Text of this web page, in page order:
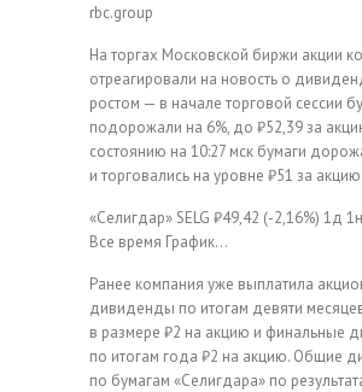
rbc.group
На торгах Московской биржи акции
отреагировали на новость о
ростом — в начале торговой сессии
подорожали на 6%, до ₽52,39 за
состоянию на 10:27 мск бумаги
и торговались на уровне ₽51 за акцию.
«Селигдар» SELG ₽49,42 (-2,16%) 1д 1н
Все время График…
Ранее компания уже выплатила
дивиденды по итогам девяти
в размере ₽2 на акцию и финальные
по итогам года ₽2 на акцию. Общие
по бумагам «Селигдара» по